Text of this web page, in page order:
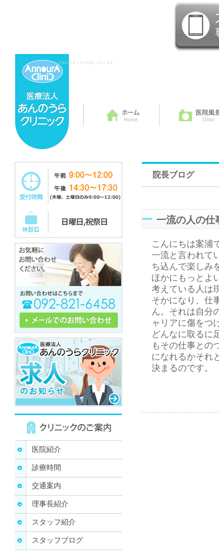
往診のスタッフも充実しております。
院長ブログ
一流の人の仕
こんにちは案浦
一流と言われて
ち込んで楽しみ
ほかにもっとよ
考えている人は
そかになり、仕
ん。それは自分
ャリアに傷をつ
どんなに取るに
もその仕事との
になれるかそれ
決まるのです。
医院紹介
診療時間
交通案内
理事長紹介
スタッフ紹介
スタッフブログ